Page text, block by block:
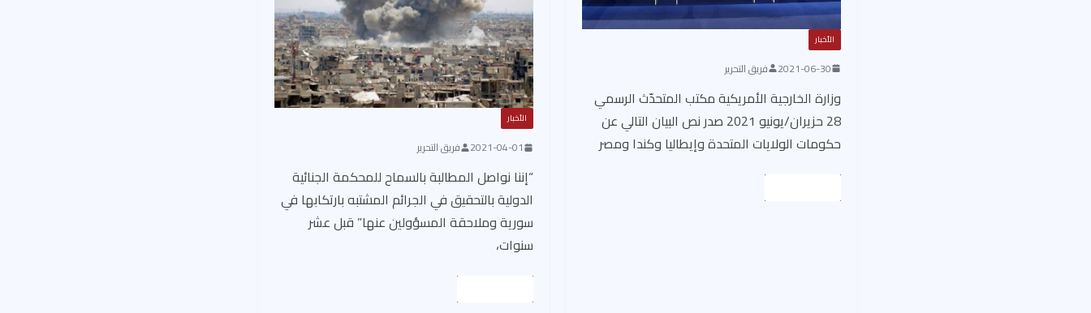
الأخبار
2021-06-30 فريق التحرير
وزارة الخارجية الأمريكية مكتب المتحدّث الرسمي
28 حزيران/يونيو 2021 صدر نص البيان التالي عن
حكومات الولايات المتحدة وإيطاليا وكندا ومصر
الأخبار
2021-04-01 فريق التحرير
“إننا نواصل المطالبة بالسماح للمحكمة الجنائية
الدولية بالتحقيق في الجرائم المشتبه بارتكابها في
سورية وملاحقة المسؤولين عنها” قبل عشر
سنوات،